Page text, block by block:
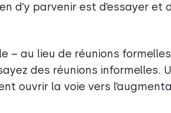
d’y parvenir est d’essayer
– au lieu de réunions
des réunions informelles.
ouvrir la voie vers